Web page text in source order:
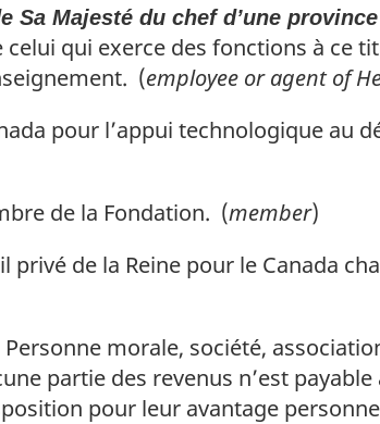
Sa Majesté du chef d’une province
celui qui exerce des fonctions à ce
(employee or agent of
pour l’appui technologique au
de la Fondation. (member)
privé de la Reine pour le Canada
morale, société,
partie des revenus n’est
pour leur avantage